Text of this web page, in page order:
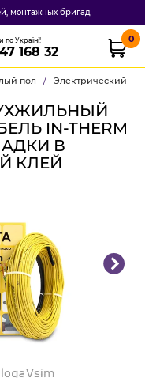
монтажных бригад
по Україні!
168 32
0
пол / Электрический
IN-THERM
В
КЛЕЙ